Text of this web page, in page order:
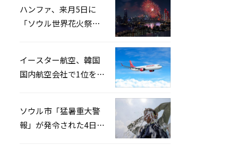
ハンファ、来月5日に
「ソウル世界花火祭り
イースター航空、韓国
国内航空会社で1位を記
ソウル市「猛暑重大警
報」が発令された4日、